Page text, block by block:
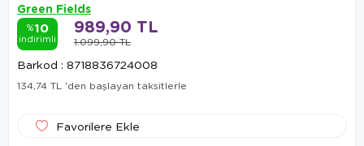
Green Fields
%10
indirimli 1.099,90 TL
989,90 TL
Barkod : 8718836724008
134,74 TL 'den başlayan taksitlerle
Favorilere Ekle